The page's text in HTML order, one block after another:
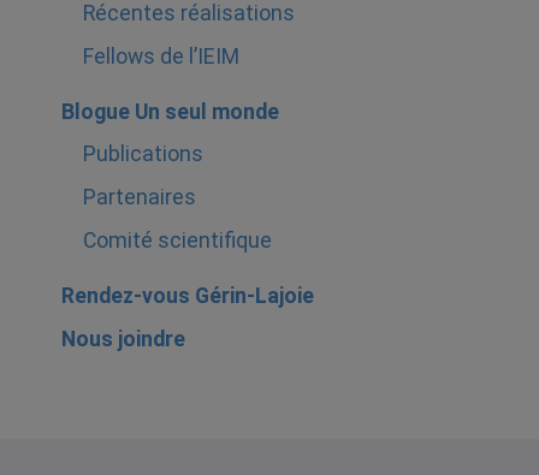
Récentes réalisations
Fellows de l’IEIM
Blogue Un seul monde
Publications
Partenaires
Comité scientifique
Rendez-vous Gérin-Lajoie
Nous joindre